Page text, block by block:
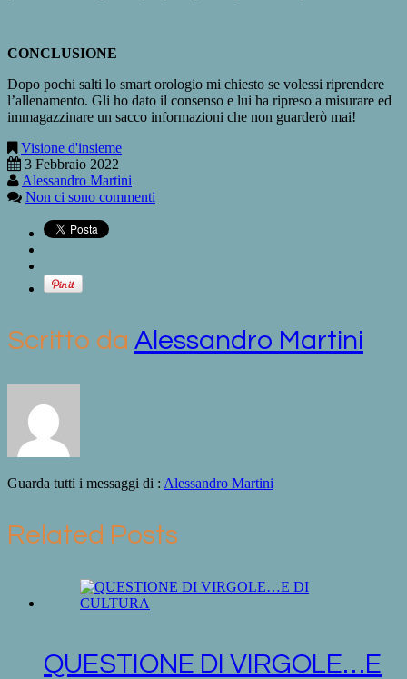
CONCLUSIONE
Dopo pochi salti lo smart orologio mi chiesto se volessi riprendere
l’allenamento. Gli ho dato il consenso e lui ha ripreso a misurare ed
immagazzinare un sacco informazioni che non guarderò mai!
Visione d'insieme
3 Febbraio 2022
Alessandro Martini
Non ci sono commenti
Scritto da Alessandro Martini
Guarda tutti i messaggi di : Alessandro Martini
Related Posts
QUESTIONE DI VIRGOLE…E